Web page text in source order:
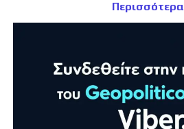
Περισσότερα